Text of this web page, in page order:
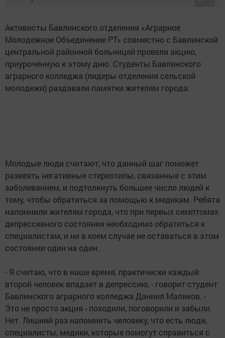
Активисты Бавлинского отделения «Аграрное
Молодежное Объединение РТ» совместно с Бавлинской
центральной районной больницей провели акцию,
приуроченную к этому дню. Студенты Бавлинского
аграрного колледжа (лидеры отделения сельской
молодежи) раздавали памятки жителям города.
Молодые люди считают, что данный шаг поможет
развеять негативные стереотипы, связанные с этим
заболеванием, и подтолкнуть большее число людей к
тому, чтобы обратиться за помощью к медикам. Ребята
напомнили жителям города, что при первых симптомах
депрессивного состояния необходимо обратиться к
специалистам, и ни в коем случае не оставаться в этом
состоянии один на один.
- Я считаю, что в наше время, практически каждый
второй человек впадает в депрессию, - говорит студент
Бавлинского аграрного колледжа Даниил Маликов. -
Это не просто акция - походили, поговорили и забыли.
Нет. Лишний раз напомнить человеку, что есть люди,
специалисты, медики, которые помогут справиться с